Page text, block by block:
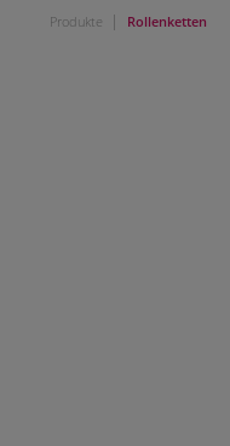
Produkte | Rollenketten